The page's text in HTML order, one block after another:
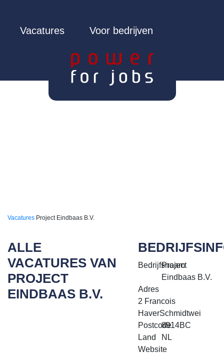
Vacatures Voor bedrijven
Vacatures Project Eindbaas B.V.
ALLE
VACATURES VAN
PROJECT
EINDBAAS B.V.
Bedrijfsnaam
Project
Eindbaas B.V.
Adres
2 Francois
HaverSchmidtwei
Postcode8914BC
Land
NL
Website